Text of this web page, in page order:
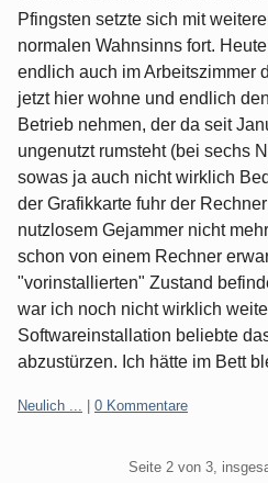
Pfingsten setzte sich mit
normalen Wahnsinns fort.
endlich auch im Arbeitszimmer
jetzt hier wohne und endlich
Betrieb nehmen, der da seit
ungenutzt rumsteht (bei sechs
sowas ja auch nicht wirklich
der Grafikkarte fuhr der
nutzlosem Gejammer nicht
schon von einem Rechner
"vorinstallierten" Zustand
war ich noch nicht wirklich
Softwareinstallation beliebte
abzustürzen. Ich hätte im Bett
Kategorien:
Neulich ... 0 Kommentare
Seite 2 von 3,